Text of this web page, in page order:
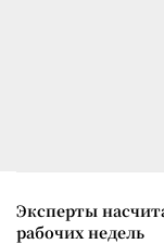
Эксперты
рабочих недель